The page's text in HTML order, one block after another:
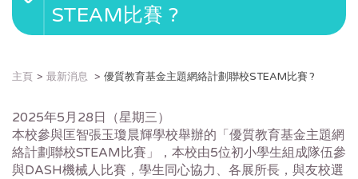
STEAM比賽 ?
主頁 最新消息 優質教育基金主題網絡計劃聯校STEAM比賽 ?
2025年5月28日（星期三）
本校參與匡智張玉瓊晨輝學校舉辦的「優質教育基金主題網
絡計劃聯校STEAM比賽」，本校由5位初小學生組成隊伍參
與DASH機械人比賽，學生同心協力、各展所長，與友校選